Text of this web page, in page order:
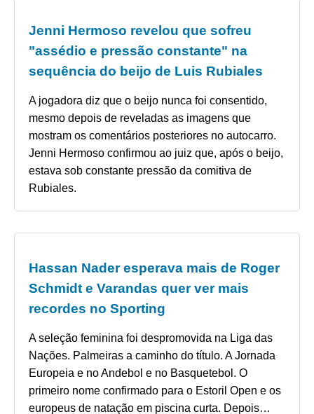
Jenni Hermoso revelou que sofreu
"assédio e pressão constante" na
sequência do beijo de Luis Rubiales
A jogadora diz que o beijo nunca foi consentido,
mesmo depois de reveladas as imagens que
mostram os comentários posteriores no autocarro.
Jenni Hermoso confirmou ao juiz que, após o beijo,
estava sob constante pressão da comitiva de
Rubiales.
Hassan Nader esperava mais de Roger
Schmidt e Varandas quer ver mais
recordes no Sporting
A seleção feminina foi despromovida na Liga das
Nações. Palmeiras a caminho do título. A Jornada
Europeia e no Andebol e no Basquetebol. O
primeiro nome confirmado para o Estoril Open e os
europeus de natação em piscina curta. Depois…